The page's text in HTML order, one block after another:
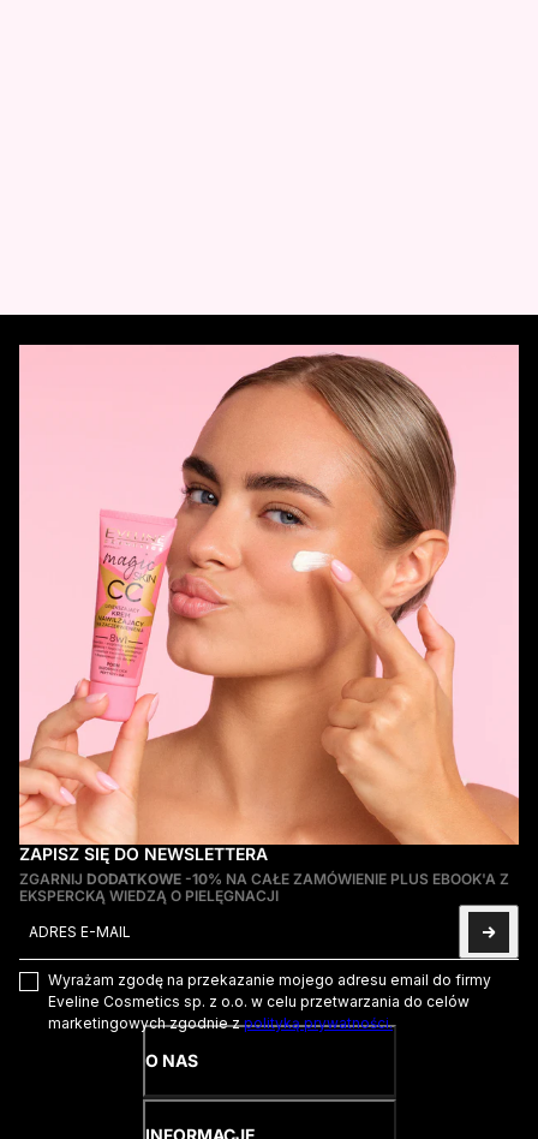
ZAPISZ SIĘ DO NEWSLETTERA
ZGARNIJ DODATKOWE -10% NA CAŁE ZAMÓWIENIE PLUS EBOOK'A Z
EKSPERCKĄ WIEDZĄ O PIELĘGNACJI
Wyrażam zgodę na przekazanie mojego adresu email do firmy
Eveline Cosmetics sp. z o.o. w celu przetwarzania do celów
marketingowych zgodnie zpolityką prywatności.
Ta strona jest chroniona przez hCaptcha i obowiązują na niej
O NAS